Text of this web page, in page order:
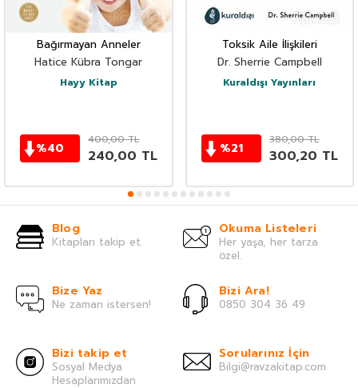
Bağırmayan Anneler
Hatice Kübra Tongar
Hayy Kitap
%40
400,00TL
240,00 TL
Toksik Aile İlişkileri
Dr. Sherrie Campbell
Kuraldışı Yayınları
%21
380,00TL
300,20 TL
Blog
Kitapları takip et.
Okuma Listeleri
Her yaşa, her tarza
özel.
Bize Yaz
Ne zaman istersen!
Bizi Ara!
0850 304 36 49
Bizi takip et
Sosyal Medya
Hesaplarımızdan
Sorularınız İçin
Bilgi@ravzakitap.com